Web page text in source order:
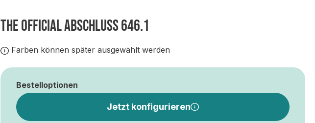
THE OFFICIAL ABSCHLUSS 646.1
Farben können später ausgewählt werden
Bestelloptionen
Jetzt konfigurieren